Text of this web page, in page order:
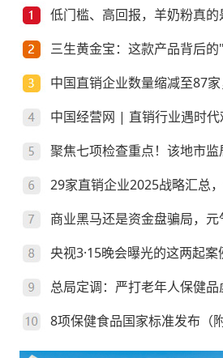
低门槛、高回报，羊奶粉真的
三生黄金宝：这款产品背后
中国直销企业数量缩减至87
中国经营网 | 直销行业遇时代
聚焦七项检查重点！该地市监
29家直销企业2025战略汇总
商业黑马还是资金盘骗局，
央视3·15晚会曝光的这两起
总局定调：严打老年人保健
8项保健食品国家标准发布（